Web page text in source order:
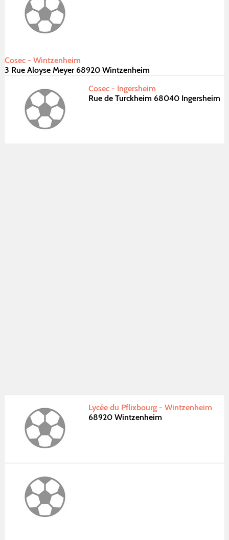
Cosec - Wintzenheim
3 Rue Aloyse Meyer 68920 Wintzenheim
Cosec - Ingersheim
Rue de Turckheim 68040 Ingersheim
Lycée du Pflixbourg - Wintzenheim
68920 Wintzenheim